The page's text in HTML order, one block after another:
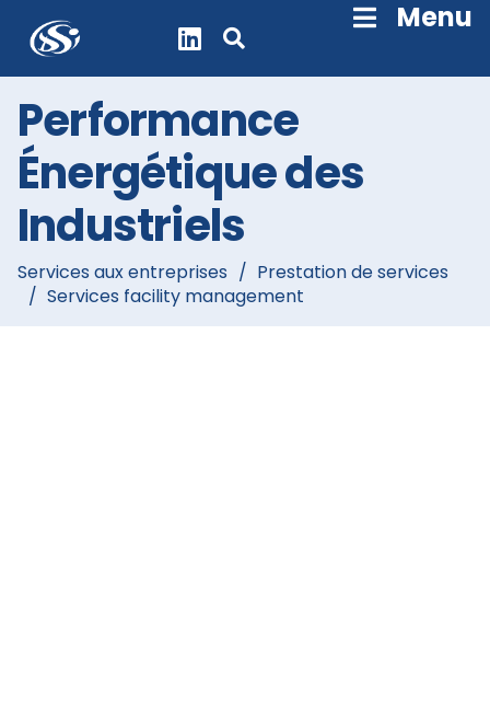
Menu
Performance
Énergétique des
Industriels
Services aux entreprises / Prestation de services
/ Services facility management